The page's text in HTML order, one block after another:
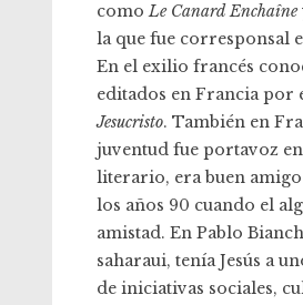
comoLe Canard Enchaîne
la que fue corresponsal
En el exilio francés
editados en Francia
Jesucristo. También en
juventud fue portavoz
literario, era buen amigo
los años 90 cuando el
amistad. En Pablo
saharaui, tenía Jesús a
de iniciativas sociales,